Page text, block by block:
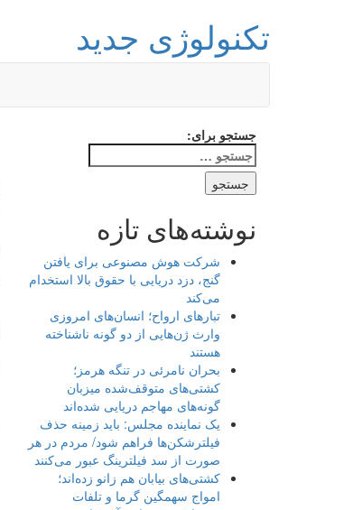
تکنولوژی جدید
جستجو برای:
نوشته‌های تازه
شرکت هوش مصنوعی برای یافتن
گنج، دزد دریایی با حقوق بالا استخدام
می‌کند
تبارهای ارواح؛ انسان‌های امروزی
وارث ژن‌هایی از دو گونه ناشناخته
هستند
بحران نامرئی در تنگه هرمز؛
کشتی‌های متوقف‌شده میزبان
گونه‌های مهاجم دریایی شده‌اند
یک نماینده مجلس: باید زمینه حذف
فیلترشکن‌ها فراهم شود/ مردم در هر
صورت از سد فیلترینگ عبور می‌کنند
کشتی‌های بیابان هم زانو زده‌اند؛
امواج سهمگین گرما و تلفات